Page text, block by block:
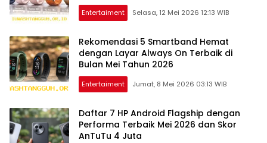
Entertaiment Selasa, 12 Mei 2026 12:13 WIB
Rekomendasi 5 Smartband Hemat
dengan Layar Always On Terbaik di
Bulan Mei Tahun 2026
Entertaiment Jumat, 8 Mei 2026 03:13 WIB
Daftar 7 HP Android Flagship dengan
Performa Terbaik Mei 2026 dan Skor
AnTuTu 4 Juta